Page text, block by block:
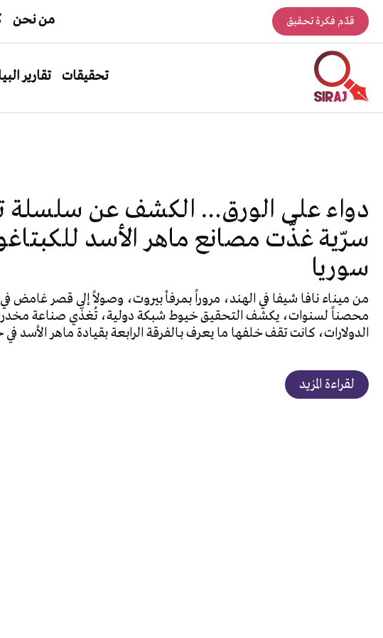
قدّم فكرة تحقيق من نحن
تحقيقات تقارير
دواء على الورق… الكشف عن سلسلة
سرّية غذّت مصانع ماهر الأسد
سوريا
من ميناء نافا شيفا في الهند، مروراً بمرفأ بيروت، وصولاً إلى قصر
محصناً لسنوات، يكشف التحقيق خيوط شبكة دولية، تُغذّي صناعة
الدولارات، كانت تقف خلفها ما يعرف بـالفرقة الرابعة بقيادة ماهر الأسد
لقراءة المزيد